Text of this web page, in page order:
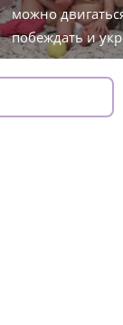
можно
побеждать и